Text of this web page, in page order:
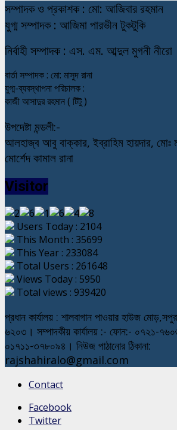
সম্পাদক ও প্রকাশক : মো: আজিবার রহমান
যুগ্ম সম্পাদক : আজিমা পারভীন টুকটুকি
নির্বাহী সম্পাদক : এস. এম. আব্দুল মুগনী নীরো
বার্তা সম্পাদক : মো: মাসুদ রানা
যুগ্ম-ব্যবস্থাপনা পরিচালক :
কাজী আসাদুর রহমান ( টিটু )
উপদেষ্টা মন্ডলী:-
আলহাজ্ব আবু বাক্কার, ইব্রাহিম হায়দার, মোঃ
মোর্শেদ কামাল রানা
Visitor
Users Today : 2104
This Month : 35699
This Year : 233084
Total Users : 261648
Views Today : 5950
Total views : 939420
প্রধান কার্যালয় : শালবাগান পাওয়ার হাউজ
৬২০৩। সম্পাদকীয় কার্যালয় :- ফোন:- ০৭২১-
০১৭১১-৩৭৮০৯৪। নিউজ পাঠানোর ঠিকানা:
rajshahiralo@gmail.com
Contact
Facebook
Twitter